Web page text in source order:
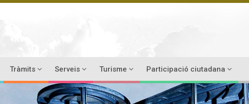
Tràmits Serveis Turisme Participació ciutadana